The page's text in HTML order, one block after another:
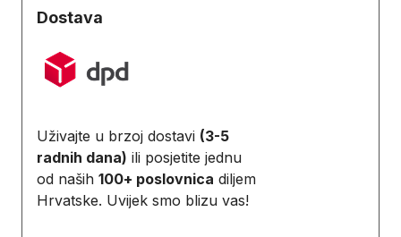
Dostava
Uživajte u brzoj dostavi (3-5
radnih dana) ili posjetite jednu
od naših 100+ poslovnica diljem
Hrvatske. Uvijek smo blizu vas!